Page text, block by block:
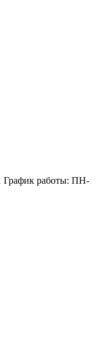
График работы: ПН-